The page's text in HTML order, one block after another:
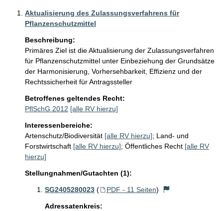
Aktualisierung des Zulassungsverfahrens für
Pflanzenschutzmittel
Beschreibung:
Primäres Ziel ist die Aktualisierung der Zulassungsverfahren
für Pflanzenschutzmittel unter Einbeziehung der Grundsätze
der Harmonisierung, Vorhersehbarkeit, Effizienz und der
Rechtssicherheit für Antragssteller
Betroffenes geltendes Recht:
PflSchG 2012 [alle RV hierzu]
Interessenbereiche:
Artenschutz/Biodiversität [alle RV hierzu]; Land- und
Forstwirtschaft [alle RV hierzu]; Öffentliches Recht [alle RV
hierzu]
Stellungnahmen/Gutachten (1):
SG2405280023 ( PDF - 11 Seiten)
Adressatenkreis: